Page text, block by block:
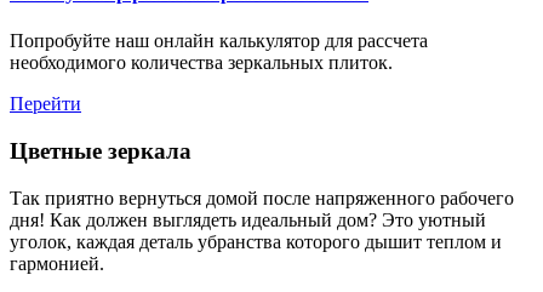
Попробуйте наш онлайн калькулятор для рассчета
необходимого количества зеркальных плиток.
Перейти
Цветные зеркала
Так приятно вернуться домой после напряженного рабочего
дня! Как должен выглядеть идеальный дом? Это уютный
уголок, каждая деталь убранства которого дышит теплом и
гармонией.